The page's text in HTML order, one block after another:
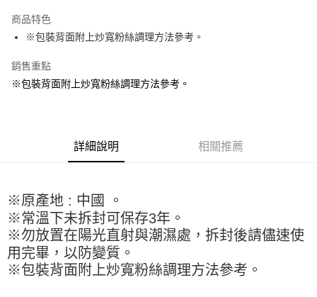
Apple Pay
街口支付
悠遊付
AFTEE先享後付
便利好安心！
１．簡單：不需註冊會員、不需綁卡、不需儲值。
２．便利：只要手機號碼，簡訊認證，即可結帳。
３．安心：先確認商品／服務後，再付款。
【「AFTEE先享後付」結帳流程】
１．於結帳方式選擇「AFTEE先享後付」後，將跳轉至「AFTEE先享後付」
運送方式
全家取貨付款-重量限制含紙箱10kg，請控制商品重量在9~9.5
kg
每筆NT$90，滿NT$990(含以上)免運費
商品特色
※包裝背面附上炒寬粉絲調理方法參考。
銷售重點
※包裝背面附上炒寬粉絲調理方法參考。
詳細說明 相關推薦
※原產地 : 中國 。
※常溫下未拆封可保存3年。
※勿放置在陽光直射與潮濕處，拆封後請儘速使
用完畢，以防變質。
※包裝背面附上炒寬粉絲調理方法參考。